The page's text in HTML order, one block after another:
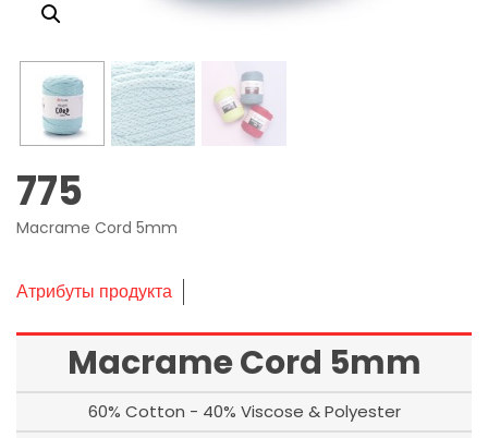
775
Macrame Cord 5mm
Атрибуты продукта
Macrame Cord 5mm
60% Cotton - 40% Viscose & Polyester